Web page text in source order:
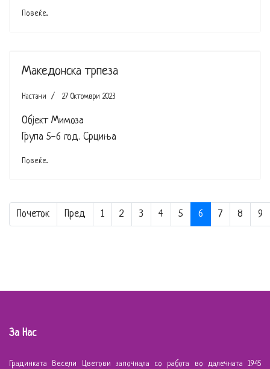
Повеќе...
Македонска трпеза
Настани 27 Октомври 2023
Објект Мимоза
Група 5-6 год. Срциња
Повеќе...
Почеток Пред 1 2 3 4 5 6 7 8 9
За Нас
Градинката Весели Цветови започнала со работа во далечната 1945